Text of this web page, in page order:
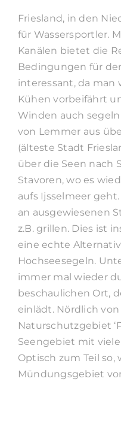
Friesland, in den
für Wassersportler.
Kanälen bietet die
Bedingungen für
interessant, da man
Kühen vorbeifährt
Winden auch
von Lemmer aus
(älteste Stadt
über die Seen nach
Stavoren, wo es
aufs Ijsselmeer
an ausgewiesenen
z.B. grillen. Dies ist
eine echte
Hochseesegeln.
immer mal wieder
beschaulichen Ort,
einlädt. Nördlich
Naturschutzgebiet
Seengebiet mit
Optisch zum Teil so,
Mündungsgebiet